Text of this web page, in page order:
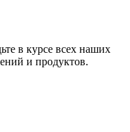
в курсе всех наших
и продуктов.